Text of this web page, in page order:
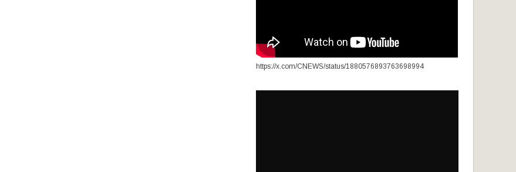
https://x.com/CNEWS/status/1880576893763698994